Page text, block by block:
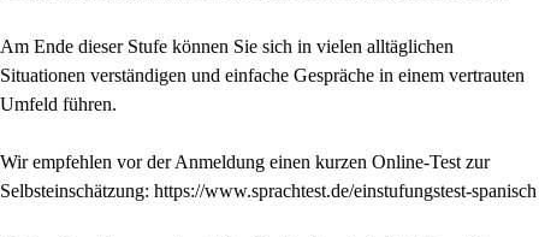
Am Ende dieser Stufe können Sie sich in vielen alltäglichen
Situationen verständigen und einfache Gespräche in einem vertrauten
Umfeld führen.
Wir empfehlen vor der Anmeldung einen kurzen Online-Test zur
Selbsteinschätzung: https://www.sprachtest.de/einstufungstest-spanisch